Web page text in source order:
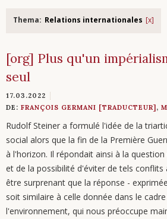
Thema: Relations internationales
[org] Plus qu'un
seul
17.03.2022
DE: FRANÇOIS GERMANI [TRADUCTEUR] ,
Rudolf Steiner a formulé l'idée de la
social alors que la fin de la Première
à l'horizon. Il répondait ainsi à la
et de la possibilité d'éviter de tels conflits
être surprenant que la réponse -
soit similaire à celle donnée dans le
l'environnement, qui nous préoccupe